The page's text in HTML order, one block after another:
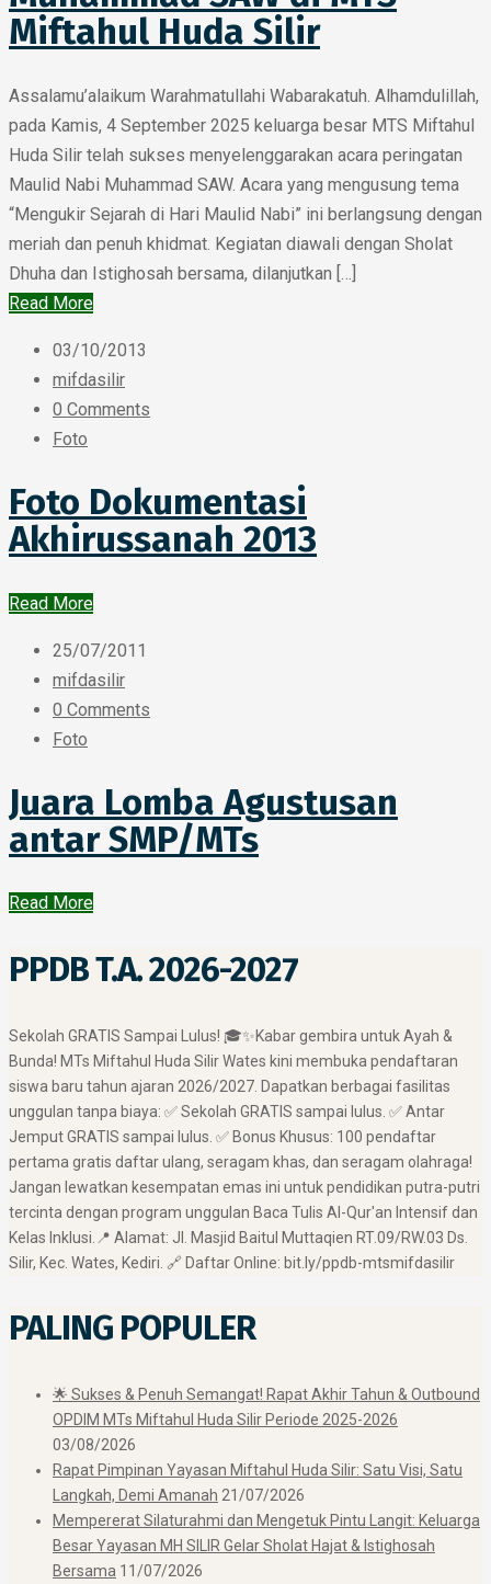
Miftahul Huda Silir
Assalamu’alaikum Warahmatullahi Wabarakatuh. Alhamdulillah,
pada Kamis, 4 September 2025 keluarga besar MTS Miftahul
Huda Silir telah sukses menyelenggarakan acara peringatan
Maulid Nabi Muhammad SAW. Acara yang mengusung tema
“Mengukir Sejarah di Hari Maulid Nabi” ini berlangsung dengan
meriah dan penuh khidmat. Kegiatan diawali dengan Sholat
Dhuha dan Istighosah bersama, dilanjutkan […]
Read More
03/10/2013
mifdasilir
0 Comments
Foto
Foto Dokumentasi
Akhirussanah 2013
Read More
25/07/2011
mifdasilir
0 Comments
Foto
Juara Lomba Agustusan
antar SMP/MTs
Read More
PPDB T.A. 2026-2027
​Sekolah GRATIS Sampai Lulus! 🎓✨ ​Kabar gembira untuk Ayah &
Bunda! MTs Miftahul Huda Silir Wates kini membuka pendaftaran
siswa baru tahun ajaran 2026/2027. Dapatkan berbagai fasilitas
unggulan tanpa biaya: ✅ Sekolah GRATIS sampai lulus. ✅ Antar
Jemput GRATIS sampai lulus. ✅ Bonus Khusus: 100 pendaftar
pertama gratis daftar ulang, seragam khas, dan seragam olahraga! ​
Jangan lewatkan kesempatan emas ini untuk pendidikan putra-putri
tercinta dengan program unggulan Baca Tulis Al-Qur'an Intensif dan
Kelas Inklusi. ​📍 Alamat: Jl. Masjid Baitul Muttaqien RT.09/RW.03 Ds.
Silir, Kec. Wates, Kediri. 🔗 Daftar Online: bit.ly/ppdb-mtsmifdasilir
PALING POPULER
🌟 Sukses & Penuh Semangat! Rapat Akhir Tahun & Outbound
OPDIM MTs Miftahul Huda Silir Periode 2025-2026
03/08/2026
Rapat Pimpinan Yayasan Miftahul Huda Silir: Satu Visi, Satu
Langkah, Demi Amanah 21/07/2026
Mempererat Silaturahmi dan Mengetuk Pintu Langit: Keluarga
Besar Yayasan MH SILIR Gelar Sholat Hajat & Istighosah
Bersama 11/07/2026